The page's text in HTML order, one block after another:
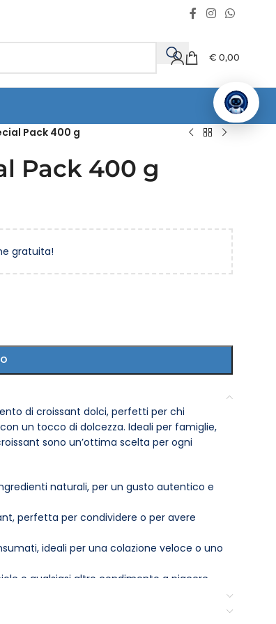
€ 0,00
Pack 400 g
Pack 400 g
gratuita!
di croissant dolci, perfetti per chi
un tocco di dolcezza. Ideali per famiglie,
sono un’ottima scelta per ogni
naturali, per un gusto autentico e
perfetta per condividere o per avere
ideali per una colazione veloce o uno
o qualsiasi altro condimento a piacere.
la confezione, consumare entro